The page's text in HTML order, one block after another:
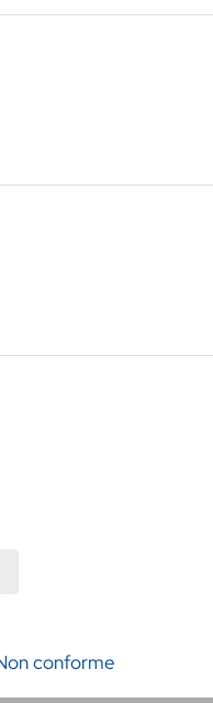
conforme